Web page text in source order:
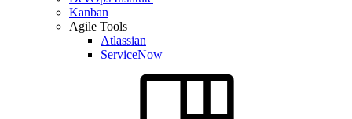
Kanban
Agile Tools
Atlassian
ServiceNow